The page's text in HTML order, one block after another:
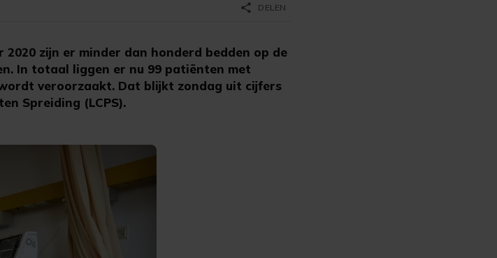
zijn er minder dan honderd bedden op de
In totaal liggen er nu 99 patiënten met
veroorzaakt. Dat blijkt zondag uit cijfers
Spreiding (LCPS).
share DELEN